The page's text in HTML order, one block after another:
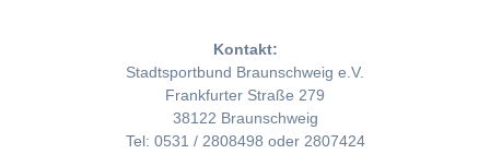
Kontakt:
Stadtsportbund Braunschweig e.V.
Frankfurter Straße 279
38122 Braunschweig
Tel: 0531 / 2808498 oder 2807424